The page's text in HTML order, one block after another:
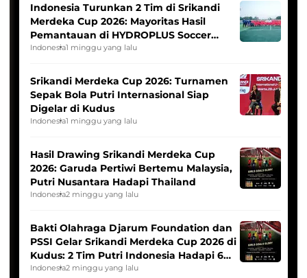
Indonesia Turunkan 2 Tim di Srikandi
Merdeka Cup 2026: Mayoritas Hasil
Pemantauan di HYDROPLUS Soccer
League
Indonesia1 minggu yang lalu
Srikandi Merdeka Cup 2026: Turnamen
Sepak Bola Putri Internasional Siap
Digelar di Kudus
Indonesia1 minggu yang lalu
Hasil Drawing Srikandi Merdeka Cup
2026: Garuda Pertiwi Bertemu Malaysia,
Putri Nusantara Hadapi Thailand
Indonesia2 minggu yang lalu
Bakti Olahraga Djarum Foundation dan
PSSI Gelar Srikandi Merdeka Cup 2026 di
Kudus: 2 Tim Putri Indonesia Hadapi 6
Tim Asia
Indonesia2 minggu yang lalu